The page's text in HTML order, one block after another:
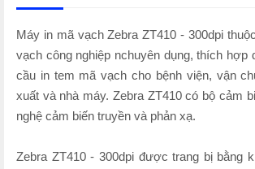
Máy in mã vạch Zebra ZT410 - 300dpi
vạch công nghiệp nchuyên dụng, thích hợp
cầu in tem mã vạch cho bệnh viện, vận
xuất và nhà máy. Zebra ZT410 có bộ cảm
nghệ cảm biến truyền và phản xạ.
Zebra ZT410 - 300dpi được trang bị bằng